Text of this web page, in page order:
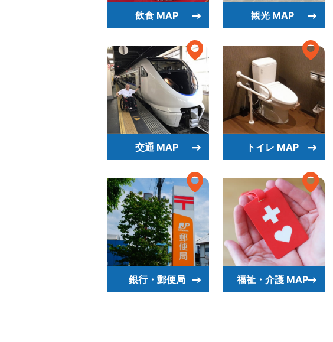
飲食 MAP 観光 MAP
交通 MAP トイレ MAP
銀行・郵便局 福祉・介護 MAP